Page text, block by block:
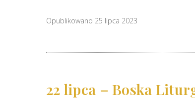
Opublikowano 25 lipca 2023
22 lipca – Boska